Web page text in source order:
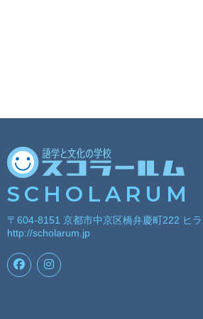
SCHOLARUM
〒604-8151 京都市中京区橋弁慶町222 ヒ
http://scholarum.jp
FacebookInstagram